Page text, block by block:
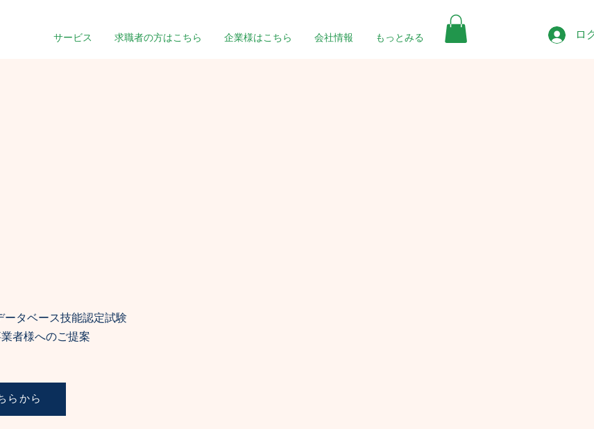
サービス 求職者の方はこちら 企業様はこちら 会社情報 もっとみる ロ
タベース技能認定試験
者様へのご提案
らから